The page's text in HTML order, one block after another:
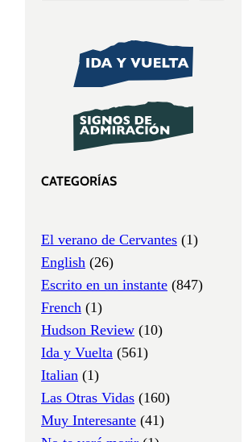
CATEGORÍAS
El verano de Cervantes (1)
English (26)
Escrito en un instante (847)
French (1)
Hudson Review (10)
Ida y Vuelta (561)
Italian (1)
Las Otras Vidas (160)
Muy Interesante (41)